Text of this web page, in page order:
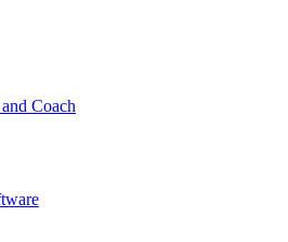
Coach